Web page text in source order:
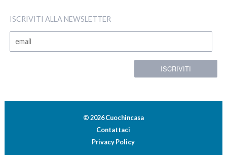
ISCRIVITI ALLA NEWSLETTER
© 2026 Cuochincasa
Contattaci
Privacy Policy